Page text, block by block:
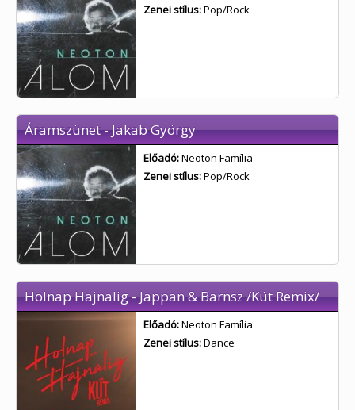
Zenei stílus:Pop/Rock
Áramszünet - Jakab György
Előadó:Neoton Família
Zenei stílus:Pop/Rock
Holnap Hajnalig - Jappan & Barnsz /Kút Remix/
Előadó:Neoton Família
Zenei stílus:Dance